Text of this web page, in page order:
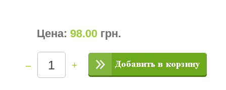
Цена: 98.00 грн.
– +